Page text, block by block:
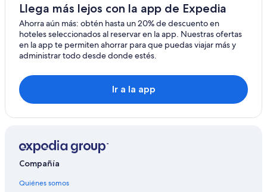
Llega más lejos con la app de Expedia
Ahorra aún más: obtén hasta un 20% de descuento en
hoteles seleccionados al reservar en la app. Nuestras ofertas
en la app te permiten ahorrar para que puedas viajar más y
administrar todo desde donde estés.
Ir a la app
Compañía
Quiénes somos